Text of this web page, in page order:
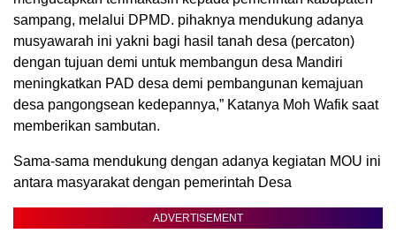
sampang, melalui DPMD. pihaknya mendukung adanya
musyawarah ini yakni bagi hasil tanah desa (percaton)
dengan tujuan demi untuk membangun desa Mandiri
meningkatkan PAD desa demi pembangunan kemajuan
desa pangongsean kedepannya,” Katanya Moh Wafik saat
memberikan sambutan.
Sama-sama mendukung dengan adanya kegiatan MOU ini
antara masyarakat dengan pemerintah Desa
ADVERTISEMENT